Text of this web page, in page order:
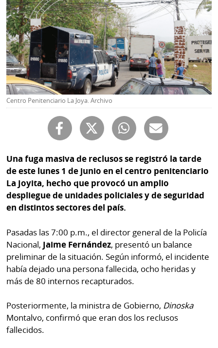
Historias
SERVICIOS
E-
Paper
Buscador
Comunicados
Catálogos
Lotería
Kiosko
digital
Luctuosas
Contenido
de
marcas
RSS
Autores
Notas
al
Buenas
prácticas
OTROS
SITIOS
Metro
por
Mi
Centro Penitenciario La Joya. Archivo
Una fuga masiva de reclusos se registró la tarde
de este lunes 1 de junio en el centro penitenciario
La Joyita, hecho que provocó un amplio
despliegue de unidades policiales y de seguridad
en distintos sectores del país.
Pasadas las 7:00 p.m., el director general de la Policía
Nacional, Jaime Fernández, presentó un balance
preliminar de la situación. Según informó, el incidente
había dejado una persona fallecida, ocho heridas y
más de 80 internos recapturados.
Posteriormente, la ministra de Gobierno, Dinoska
Montalvo, confirmó que eran dos los reclusos
fallecidos.